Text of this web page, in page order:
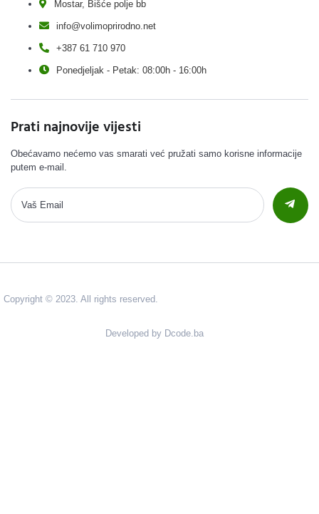
Mostar, Bišće polje bb
info@volimoprirodno.net
+387 61 710 970
Ponedjeljak - Petak: 08:00h - 16:00h
Prati najnovije vijesti
Obećavamo nećemo vas smarati već pružati samo korisne informacije
putem e-mail.
Copyright © 2023. All rights reserved.
Developed by Dcode.ba